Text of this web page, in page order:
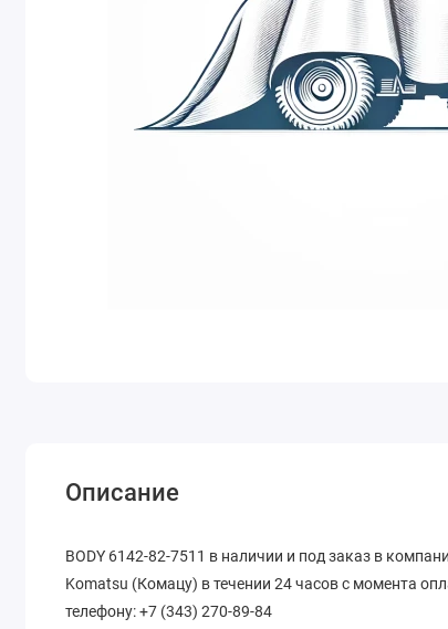
Описание
BODY 6142-82-7511 в наличии и под заказ в
Komatsu (Комацу) в течении 24 часов с момента
телефону: +7 (343) 270-89-84